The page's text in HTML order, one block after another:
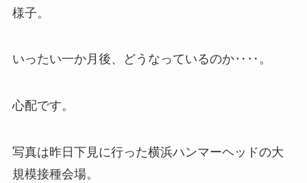
様子。
いったい一か月後、どうなっているのか‥‥。
心配です。
写真は昨日下見に行った横浜ハンマーヘッドの大
規模接種会場。